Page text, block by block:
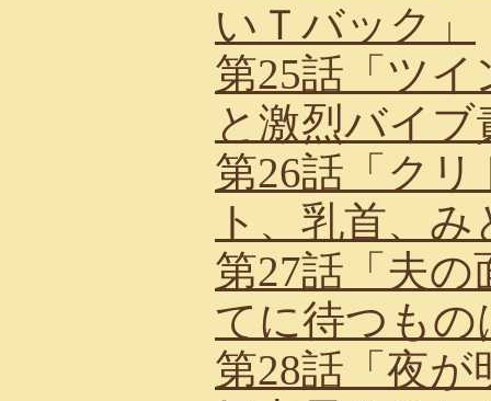
いＴバック」
第25話「ツ
と激烈バイブ
第26話「ク
ト、乳首、
第27話「夫の
てに待つもの
第28話「夜